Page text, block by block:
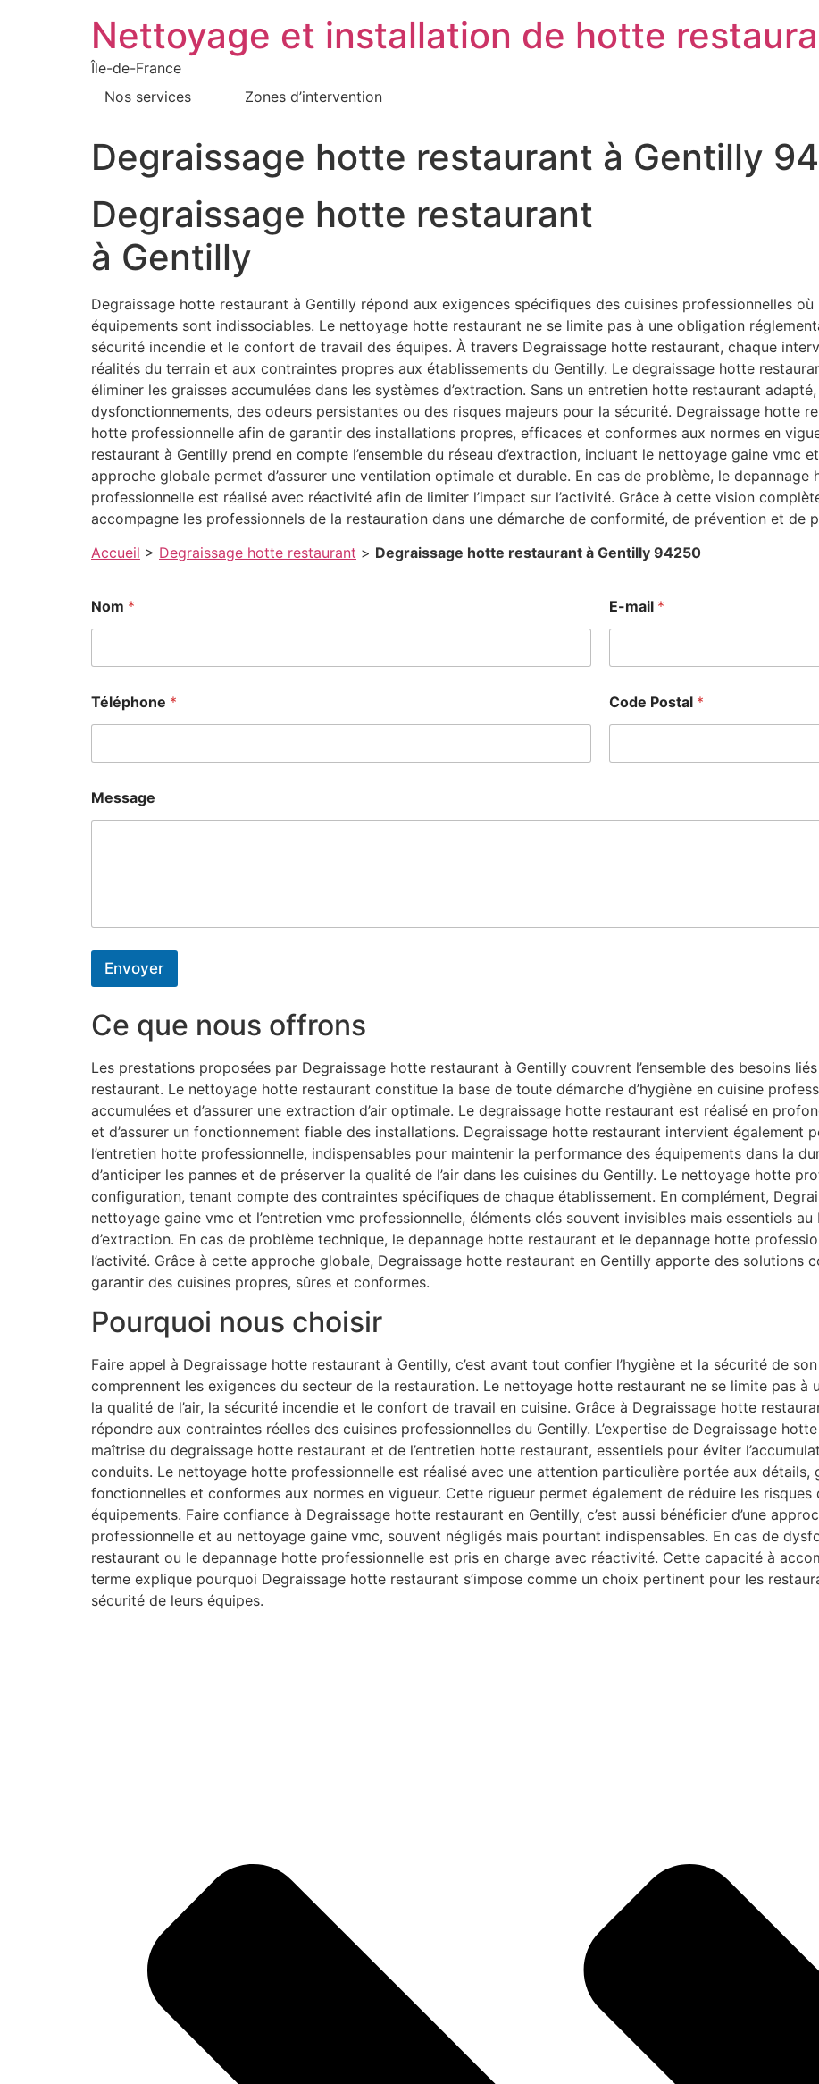
Nettoyage et installation de hotte
Île-de-France
Nos services
Zones d’intervention
Degraissage hotte restaurant à Gentilly
Degraissage hotte restaurant
à Gentilly
Degraissage hotte restaurant à Gentilly répond aux exigences spécifiques des cuisines professionnelles
équipements sont indissociables. Le nettoyage hotte restaurant ne se limite pas à une obligation
sécurité incendie et le confort de travail des équipes. À travers Degraissage hotte restaurant, chaque
réalités du terrain et aux contraintes propres aux établissements du Gentilly. Le degraissage hotte
éliminer les graisses accumulées dans les systèmes d’extraction. Sans un entretien hotte restaurant
dysfonctionnements, des odeurs persistantes ou des risques majeurs pour la sécurité. Degraissage hotte
hotte professionnelle afin de garantir des installations propres, efficaces et conformes aux normes en
restaurant à Gentilly prend en compte l’ensemble du réseau d’extraction, incluant le nettoyage gaine vmc
approche globale permet d’assurer une ventilation optimale et durable. En cas de problème, le
professionnelle est réalisé avec réactivité afin de limiter l’impact sur l’activité. Grâce à cette vision
accompagne les professionnels de la restauration dans une démarche de conformité, de prévention et de
Accueil > Degraissage hotte restaurant > Degraissage hotte restaurant à Gentilly 94250
Nom * E-mail *
Téléphone * Code Postal *
Message
Envoyer
Ce que nous offrons
Les prestations proposées par Degraissage hotte restaurant à Gentilly couvrent l’ensemble des besoins
restaurant. Le nettoyage hotte restaurant constitue la base de toute démarche d’hygiène en cuisine
accumulées et d’assurer une extraction d’air optimale. Le degraissage hotte restaurant est réalisé en
et d’assurer un fonctionnement fiable des installations. Degraissage hotte restaurant intervient également
l’entretien hotte professionnelle, indispensables pour maintenir la performance des équipements dans la
d’anticiper les pannes et de préserver la qualité de l’air dans les cuisines du Gentilly. Le nettoyage hotte
configuration, tenant compte des contraintes spécifiques de chaque établissement. En complément,
nettoyage gaine vmc et l’entretien vmc professionnelle, éléments clés souvent invisibles mais essentiels
d’extraction. En cas de problème technique, le depannage hotte restaurant et le depannage hotte
l’activité. Grâce à cette approche globale, Degraissage hotte restaurant en Gentilly apporte des solutions
garantir des cuisines propres, sûres et conformes.
Pourquoi nous choisir
Faire appel à Degraissage hotte restaurant à Gentilly, c’est avant tout confier l’hygiène et la sécurité de
comprennent les exigences du secteur de la restauration. Le nettoyage hotte restaurant ne se limite pas
la qualité de l’air, la sécurité incendie et le confort de travail en cuisine. Grâce à Degraissage hotte
répondre aux contraintes réelles des cuisines professionnelles du Gentilly. L’expertise de Degraissage
maîtrise du degraissage hotte restaurant et de l’entretien hotte restaurant, essentiels pour éviter
conduits. Le nettoyage hotte professionnelle est réalisé avec une attention particulière portée aux détails,
fonctionnelles et conformes aux normes en vigueur. Cette rigueur permet également de réduire les risques
équipements. Faire confiance à Degraissage hotte restaurant en Gentilly, c’est aussi bénéficier d’une
professionnelle et au nettoyage gaine vmc, souvent négligés mais pourtant indispensables. En cas de
restaurant ou le depannage hotte professionnelle est pris en charge avec réactivité. Cette capacité à
terme explique pourquoi Degraissage hotte restaurant s’impose comme un choix pertinent pour les
sécurité de leurs équipes.